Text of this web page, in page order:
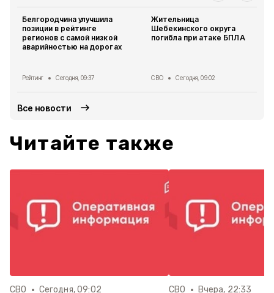
Белгородчина улучшила
позиции в рейтинге
регионов с самой низкой
аварийностью на дорогах
Рейтинг Сегодня, 09:37
Жительница
Шебекинского округа
погибла при атаке БПЛА
СВО Сегодня, 09:02
Все новости
Читайте также
СВО Сегодня, 09:02 СВО Вчера, 22:33